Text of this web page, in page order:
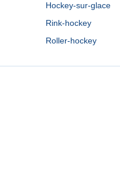
Hockey-sur-glace
Rink-hockey
Roller-hockey